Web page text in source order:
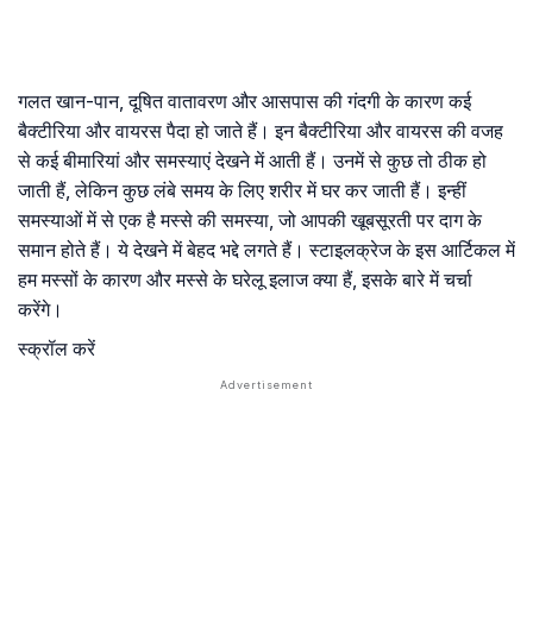
गलत खान-पान, दूषित वातावरण और आसपास की गंदगी के कारण कई
बैक्टीरिया और वायरस पैदा हो जाते हैं। इन बैक्टीरिया और वायरस की वजह
से कई बीमारियां और समस्याएं देखने में आती हैं। उनमें से कुछ तो ठीक हो
जाती हैं, लेकिन कुछ लंबे समय के लिए शरीर में घर कर जाती हैं। इन्हीं
समस्याओं में से एक है मस्से की समस्या, जो आपकी खूबसूरती पर दाग के
समान होते हैं। ये देखने में बेहद भद्दे लगते हैं। स्टाइलक्रेज के इस आर्टिकल में
हम मस्सों के कारण और मस्से के घरेलू इलाज क्या हैं, इसके बारे में चर्चा
करेंगे।
स्क्रॉल करें